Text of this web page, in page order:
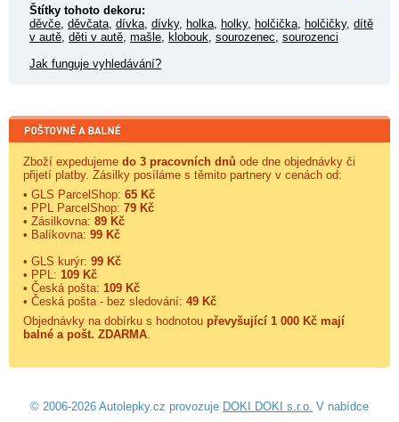
Štítky tohoto dekoru:
děvče děvčata dívka dívky, holka holky, holčička holčičky, dítě
v autě děti v autě mašle klobouk sourozenec sourozenci
Jak funguje vyhledávání?
Zboží expedujeme do 3 pracovních dnů ode dne objednávky či
přijetí platby. Zásilky posíláme s těmito partnery v cenách od:
• GLS ParcelShop: 65 Kč
• PPL ParcelShop: 79 Kč
• Zásilkovna: 89 Kč
• Balíkovna: 99 Kč
• GLS kurýr: 99 Kč
• PPL: 109 Kč
• Česká pošta: 109 Kč
• Česká pošta - bez sledování: 49 Kč
Objednávky na dobírku s hodnotou převyšující 1 000 Kč mají
balné a pošt. ZDARMA
© 2006-2026 Autolepky.cz provozuje DOKI DOKI s.r.o. V nabídce